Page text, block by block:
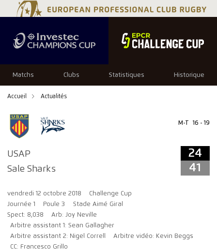
Matchs Clubs Statistiques Historique
Accueil Actualités
USAP
Sale Sharks
M-T 16 - 19
24
41
vendredi 12 octobre 2018
Challenge Cup
Journée 1
Poule 3
Stade Aimé Giral
Spect: 8,038
Arb: Joy Neville
Arbitre assistant 1: Sean Gallagher
Arbitre assistant 2: Nigel Correll
Arbitre vidéo: Kevin Beggs
CC: Francesco Grillo
24 41